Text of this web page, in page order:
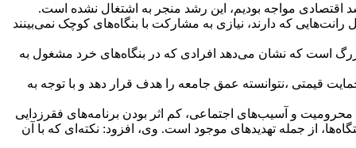
اقتصادی مواجه بودیم، این رشد منجر به اشتغال نشده است.
که دارند، نیازی به مشارکت با بنگاه‌های کوچک نمی‌بینند
بزرگ است که نشان می‌دهد افرادی که در بنگاه‌های خرد مشغول به
دارند که حمایت قیمتی ،نتوانسته عمق جامعه را هدف قرار دهد و با توجه به
محرومیت و آسیب‌های اجتماعی، کم اثر بودن برنامه‌های فقرزدایی
از جمله تهدیدهای موجود است. وی، افزود: نکته‌ای که با آن